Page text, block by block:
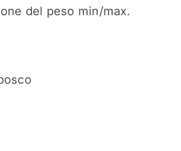
del peso min/max.